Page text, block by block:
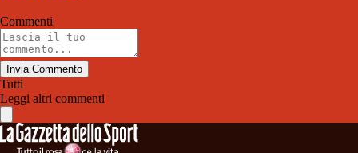
Commenti
Invia Commento
Tutti
Leggi altri commenti